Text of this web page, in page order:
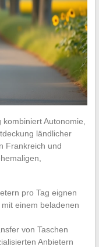
Autonomie,
ländlicher
Frankreich und
pro Tag eignen
einem beladenen
von Taschen
Anbietern